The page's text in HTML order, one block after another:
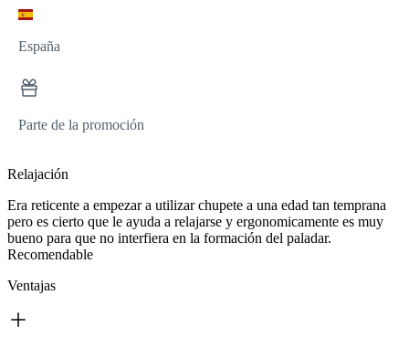
España
Parte de la promoción
Relajación
Era reticente a empezar a utilizar chupete a una edad tan temprana
pero es cierto que le ayuda a relajarse y ergonomicamente es muy
bueno para que no interfiera en la formación del paladar.
Recomendable
Ventajas